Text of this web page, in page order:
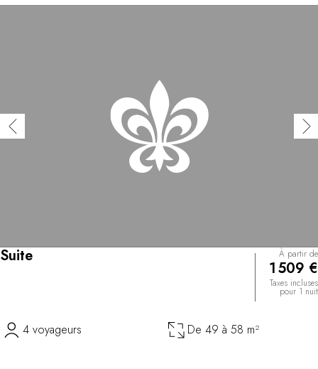
Suite À partir de
1 509 €
Taxes incluses
pour 1 nuit
4 voyageurs De 49 à 58 m²